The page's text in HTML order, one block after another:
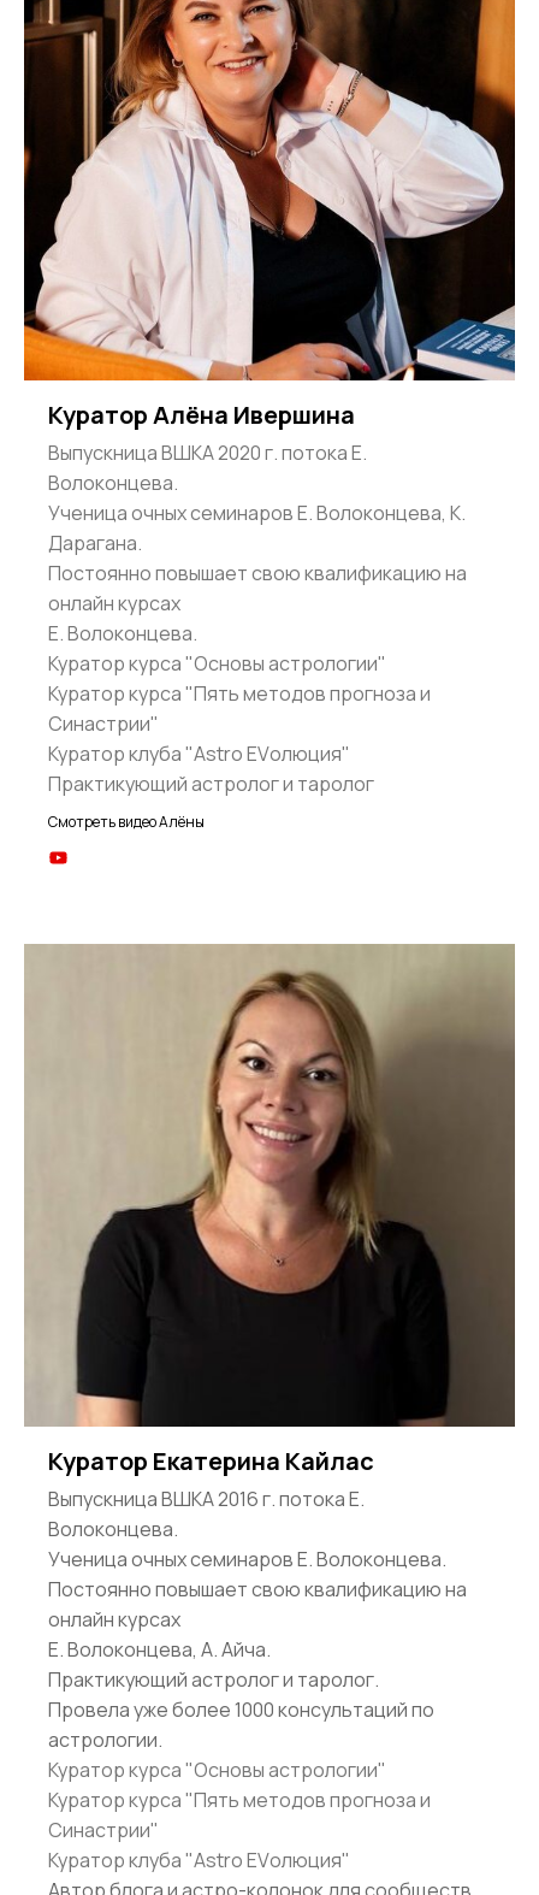
Куратор Алёна Ивершина
Выпускница ВШКА 2020 г. потока Е.
Волоконцева.
Ученица очных семинаров Е. Волоконцева, К.
Дарагана.
Постоянно повышает свою квалификацию на
онлайн курсах
Е. Волоконцева.
Куратор курса "Основы астрологии"
Куратор курса "Пять методов прогноза и
Синастрии"
Куратор клуба "Astro EVолюция"
Практикующий астролог и таролог
Смотреть видео Алёны
Куратор Екатерина Кайлас
Выпускница ВШКА 2016 г. потока Е.
Волоконцева.
Ученица очных семинаров Е. Волоконцева.
Постоянно повышает свою квалификацию на
онлайн курсах
Е. Волоконцева, А. Айча.
Практикующий астролог и таролог.
Провела уже более 1000 консультаций по
астрологии.
Куратор курса "Основы астрологии"
Куратор курса "Пять методов прогноза и
Синастрии"
Куратор клуба "Astro EVолюция"